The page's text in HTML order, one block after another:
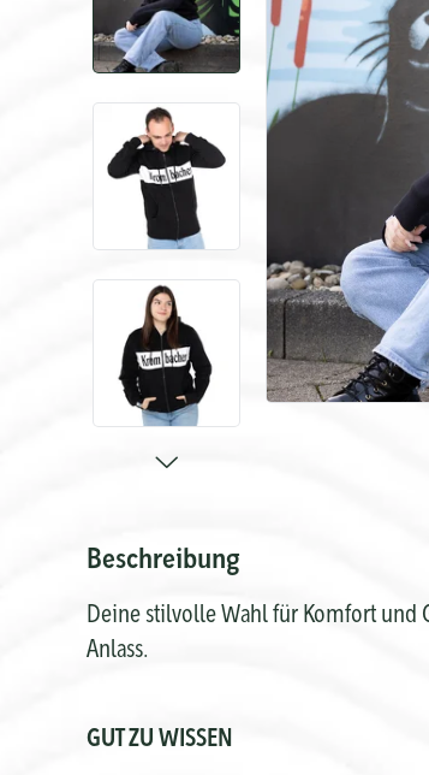
Beschreibung
Deine stilvolle Wahl für Komfort und
Anlass.
GUT ZU WISSEN